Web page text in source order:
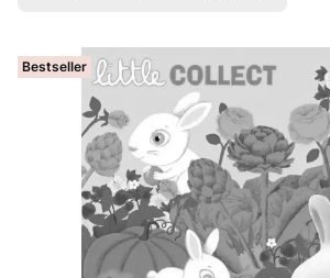
Bestseller